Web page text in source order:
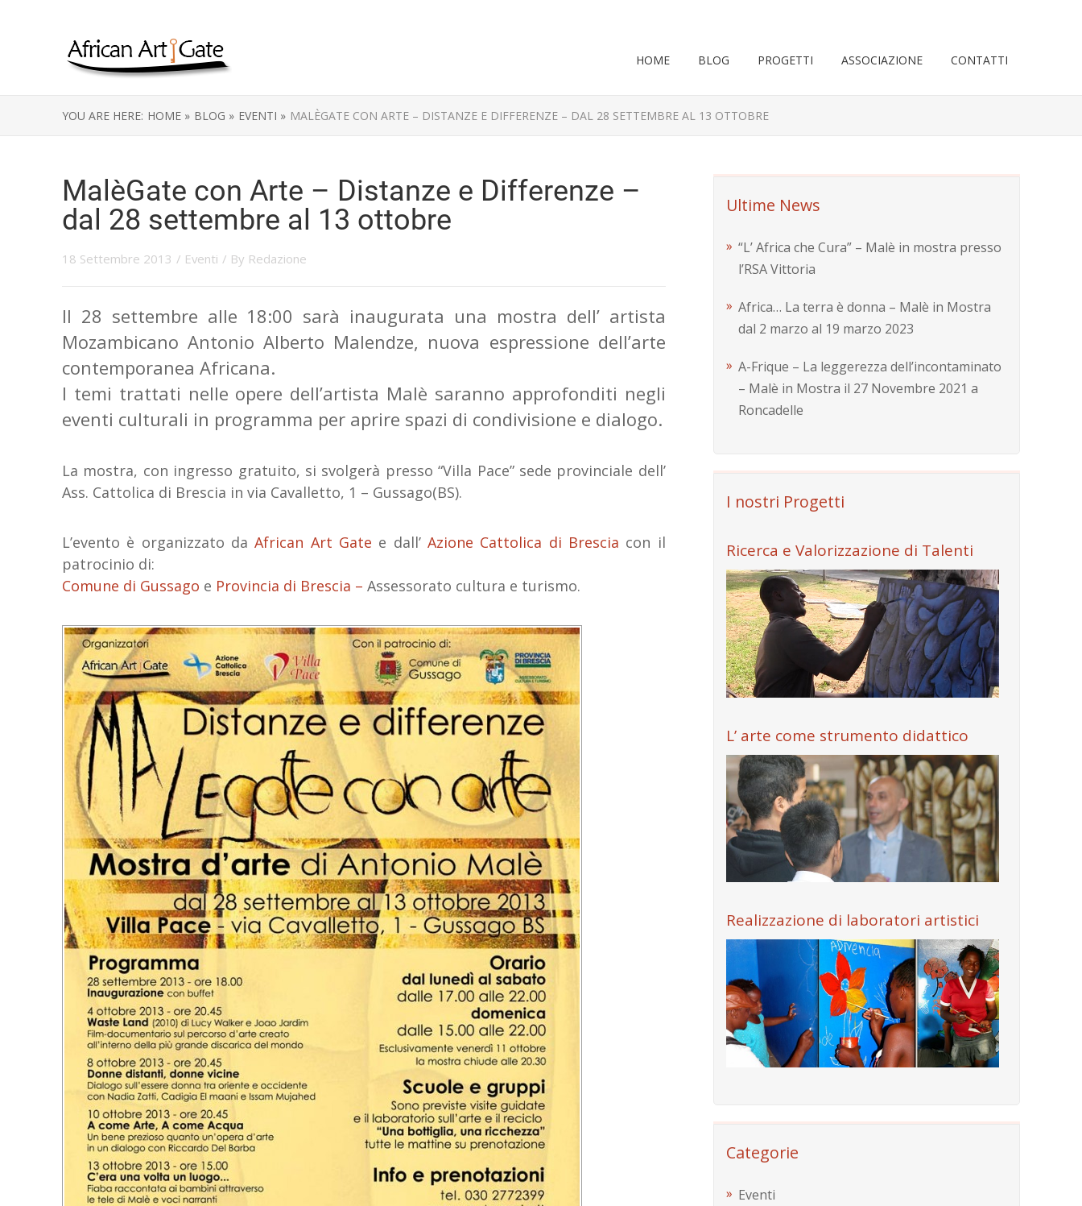
HOME BLOG PROGETTI ASSOCIAZIONE CONTATTI
YOU ARE HERE: HOME » BLOG » EVENTI » MALÈGATE CON ARTE – DISTANZE E DIFFERENZE – DAL 28 SETTEMBRE AL 13 OTTOBRE
Ultime News
“L’ Africa che Cura” – Malè in mostra presso
l’RSA Vittoria
Africa… La terra è donna – Malè in Mostra
dal 2 marzo al 19 marzo 2023
A-Frique – La leggerezza dell’incontaminato
– Malè in Mostra il 27 Novembre 2021 a
Roncadelle
I nostri Progetti
Ricerca e Valorizzazione di Talenti
L’ arte come strumento didattico
Realizzazione di laboratori artistici
Categorie
Eventi
MalèGate con Arte – Distanze e Differenze –
dal 28 settembre al 13 ottobre
18 Settembre 2013 / Eventi / By Redazione
Il 28 settembre alle 18:00 sarà inaugurata una mostra dell’ artista
Mozambicano Antonio Alberto Malendze, nuova espressione dell’arte
contemporanea Africana.
I temi trattati nelle opere dell’artista Malè saranno approfonditi negli
eventi culturali in programma per aprire spazi di condivisione e dialogo.
La mostra, con ingresso gratuito, si svolgerà presso “Villa Pace” sede provinciale dell’
Ass. Cattolica di Brescia in via Cavalletto, 1 – Gussago(BS).
L’evento è organizzato daAfrican Art Gate e dall’Azione Cattolica di Brescia con il
patrocinio di:
Comune di Gussago e Provincia di Brescia – Assessorato cultura e turismo.